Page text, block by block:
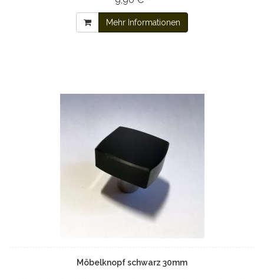
Mehr Informationen
Möbelknopf schwarz 30mm